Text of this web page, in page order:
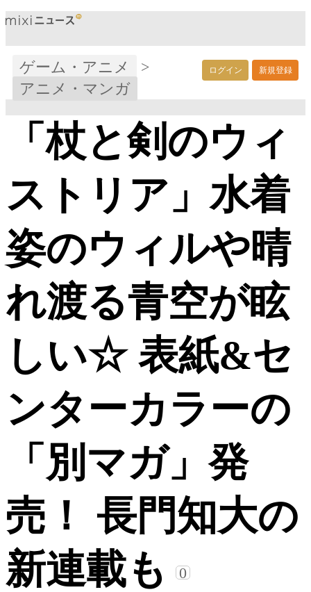
ログイン 新規登録
ゲーム・アニメ
>
アニメ・マンガ
「杖と剣のウィ
ストリア」水着
姿のウィルや晴
れ渡る青空が眩
しい☆ 表紙&セ
ンターカラーの
「別マガ」発
売！ 長門知大の
新連載も
0